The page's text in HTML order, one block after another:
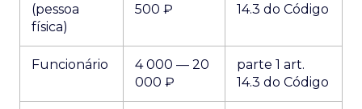
(pessoa
física)
500 ₽
14.3 do Código
Funcionário
4 000 — 20
000 ₽
parte 1 art.
14.3 do Código